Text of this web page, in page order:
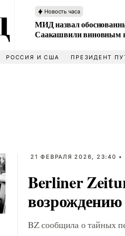
Новость часа
МИД назвал
Саакашвили виновным в
РОССИЯ И США ПРЕЗИДЕНТ
21 ФЕВРАЛЯ 2026, 23:40 •
Berliner
BZ сообщила о тайных